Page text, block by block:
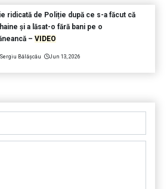
ridicată de Poliție după ce s-a făcut că
și a lăsat-o fără bani pe o
– VIDEO
Bălășcău Jun 13, 2026